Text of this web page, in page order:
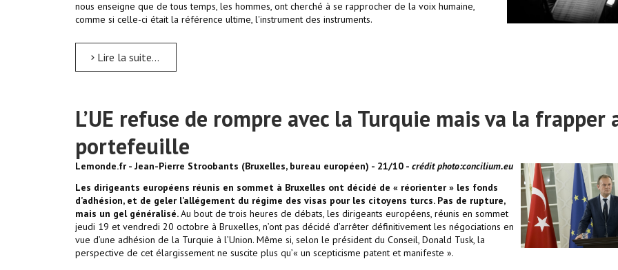
nous enseigne que de tous temps, les hommes, ont cherché à se rapprocher de la voix humaine,
comme si celle-ci était la référence ultime, l'instrument des instruments.
Lire la suite...
L’UE refuse de rompre avec la Turquie mais va la frapper
portefeuille
Lemonde.fr - Jean-Pierre Stroobants (Bruxelles, bureau européen) - 21/10 - crédit photo:concilium.eu
Les dirigeants européens réunis en sommet à Bruxelles ont décidé de « réorienter » les fonds
d’adhésion, et de geler l’allégement du régime des visas pour les citoyens turcs. Pas de rupture,
mais un gel généralisé.Au bout de trois heures de débats, les dirigeants européens, réunis en sommet
jeudi 19 et vendredi 20 octobre à Bruxelles, n’ont pas décidé d’arrêter définitivement les négociations en
vue d’une adhésion de la Turquie à l’Union. Même si, selon le président du Conseil, Donald Tusk, la
perspective de cet élargissement ne suscite plus qu’« un scepticisme patent et manifeste ».